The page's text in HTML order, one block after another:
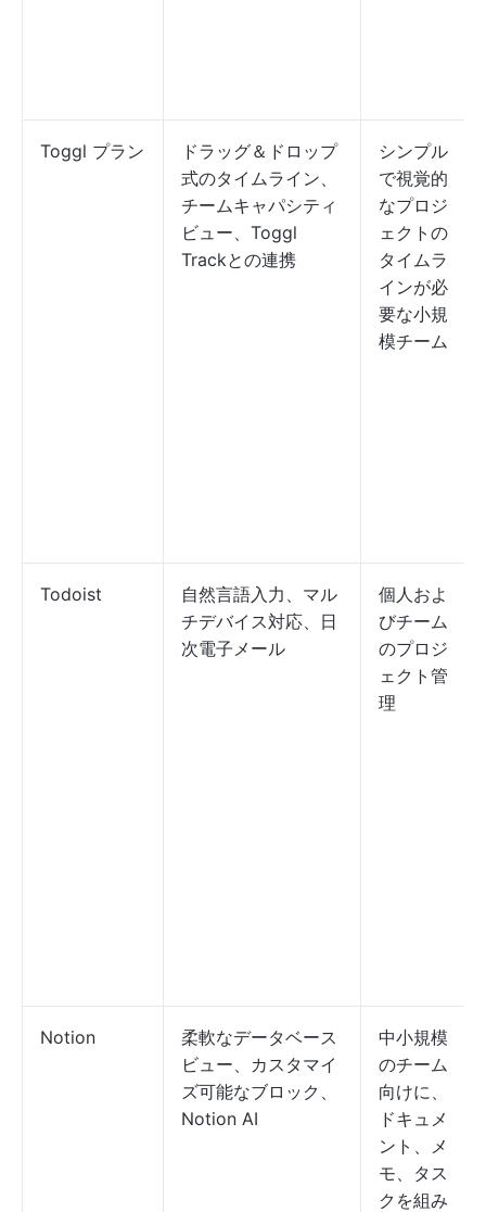
Toggl プラン
ドラッグ＆ドロップ
式のタイムライン、
チームキャパシティ
ビュー、Toggl
Trackとの連携
シンプル
で視覚的
なプロジ
ェクトの
タイムラ
インが必
要な小規
模チーム
Todoist
自然言語入力、マル
チデバイス対応、日
次電子メール
個人およ
びチーム
のプロジ
ェクト管
理
Notion
柔軟なデータベース
ビュー、カスタマイ
ズ可能なブロック、
Notion AI
中小規模
のチーム
向けに、
ドキュメ
ント、メ
モ、タス
クを組み